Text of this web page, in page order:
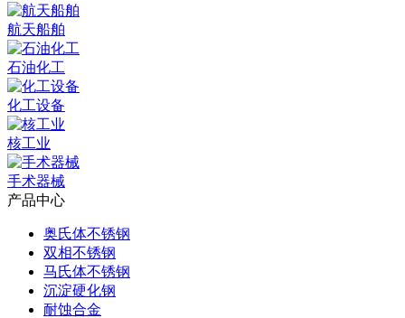
航天船舶
石油化工
化工设备
核工业
手术器械
产品中心
奥氏体不锈钢
双相不锈钢
马氏体不锈钢
沉淀硬化钢
耐蚀合金